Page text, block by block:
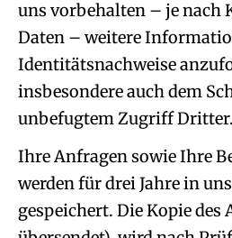
uns vorbehalten – je nach
Daten – weitere
Identitätsnachweise
insbesondere auch dem
unbefugtem Zugriff Dritter.
Ihre Anfragen sowie Ihre
werden für drei Jahre in
gespeichert. Die Kopie des